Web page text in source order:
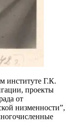
институте Г.К.
проекты
от
низменности”,